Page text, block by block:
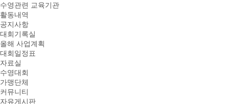
수영관련 교육기관
활동내역
공지사항
대회기록실
올해 사업계획
대회일정표
자료실
수영대회
가맹단체
커뮤니티
자유게시판